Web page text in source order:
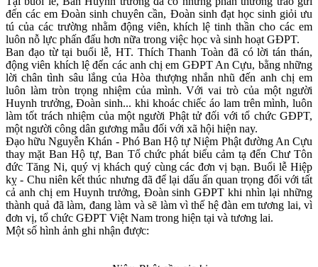
đến các em Đoàn sinh chuyên cần, Đoàn sinh đạt học sinh giỏi ưu
tú của các trường nhằm động viên, khích lệ tinh thần cho các em
luôn nỗ lực phấn đấu hơn nữa trong việc học và sinh hoạt GĐPT.
Ban đạo từ tại buổi lễ, HT. Thích Thanh Toàn đã có lời tán thán,
động viên khích lệ đến các anh chị em GĐPT An Cựu, bằng những
lời chân tình sâu lắng của Hòa thượng nhắn nhũ đến anh chị em
luôn làm tròn trọng nhiệm của mình. Với vai trò của một người
Huynh trưởng, Đoàn sinh... khi khoác chiếc áo lam trên mình, luôn
làm tốt trách nhiệm của một người Phật tử đối với tổ chức GĐPT,
một người công dân gương mẫu đối với xã hội hiện nay.
Đạo hữu Nguyễn Khán - Phó Ban Hộ tự Niệm Phật đường An Cựu
thay mặt Ban Hộ tự, Ban Tổ chức phát biểu cảm tạ đến Chư Tôn
đức Tăng Ni, quý vị khách quý cùng các đơn vị bạn. Buổi lễ Hiệp
kỵ - Chu niên kết thúc nhưng đã để lại dấu ấn quan trọng đối với tất
cả anh chị em Huynh trưởng, Đoàn sinh GĐPT khi nhìn lại những
thành quả đã làm, đang làm và sẽ làm vì thế hệ đàn em tương lai, vì
đơn vị, tổ chức GĐPT Việt Nam trong hiện tại và tương lai.
Một số hình ảnh ghi nhận được: